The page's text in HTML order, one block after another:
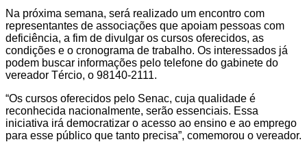
Na próxima semana, será realizado um encontro com
representantes de associações que apoiam pessoas com
deficiência, a fim de divulgar os cursos oferecidos, as
condições e o cronograma de trabalho. Os interessados já
podem buscar informações pelo telefone do gabinete do
vereador Tércio, o 98140-2111.
“Os cursos oferecidos pelo Senac, cuja qualidade é
reconhecida nacionalmente, serão essenciais. Essa
iniciativa irá democratizar o acesso ao ensino e ao emprego
para esse público que tanto precisa”, comemorou o vereador.